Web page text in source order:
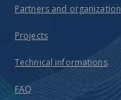
Partners and organization
Projects
Technical informations
FAQ